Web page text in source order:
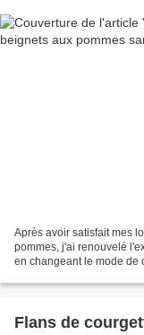
Après avoir satisfait mes
pommes, j'ai renouvelé
en changeant le mode de
Flans de